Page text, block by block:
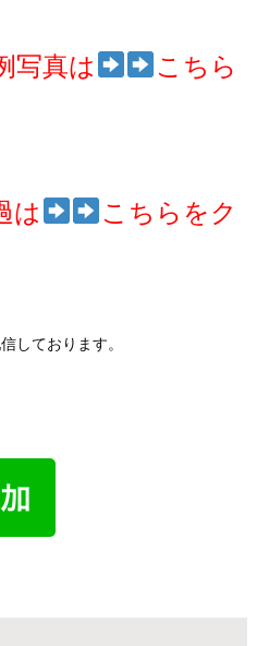
写真は こちら
は こちらをク
しております。